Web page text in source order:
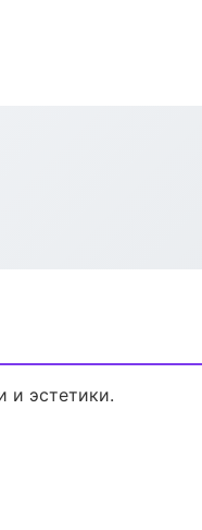
и эстетики.